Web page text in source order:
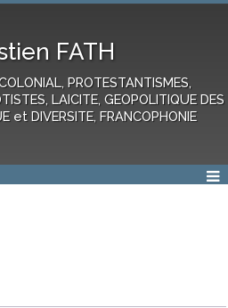
FATH
PROTESTANTISMES,
LAICITE, GEOPOLITIQUE DES
et DIVERSITE, FRANCOPHONIE